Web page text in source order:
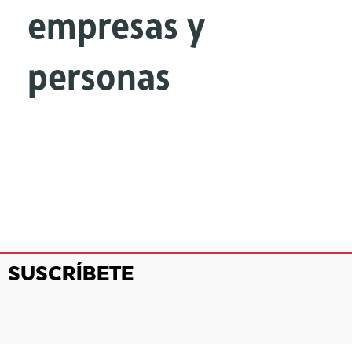
empresas y
personas
SUSCRÍBETE